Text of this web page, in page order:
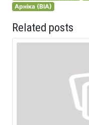
Арніка (ВІА)
Related posts